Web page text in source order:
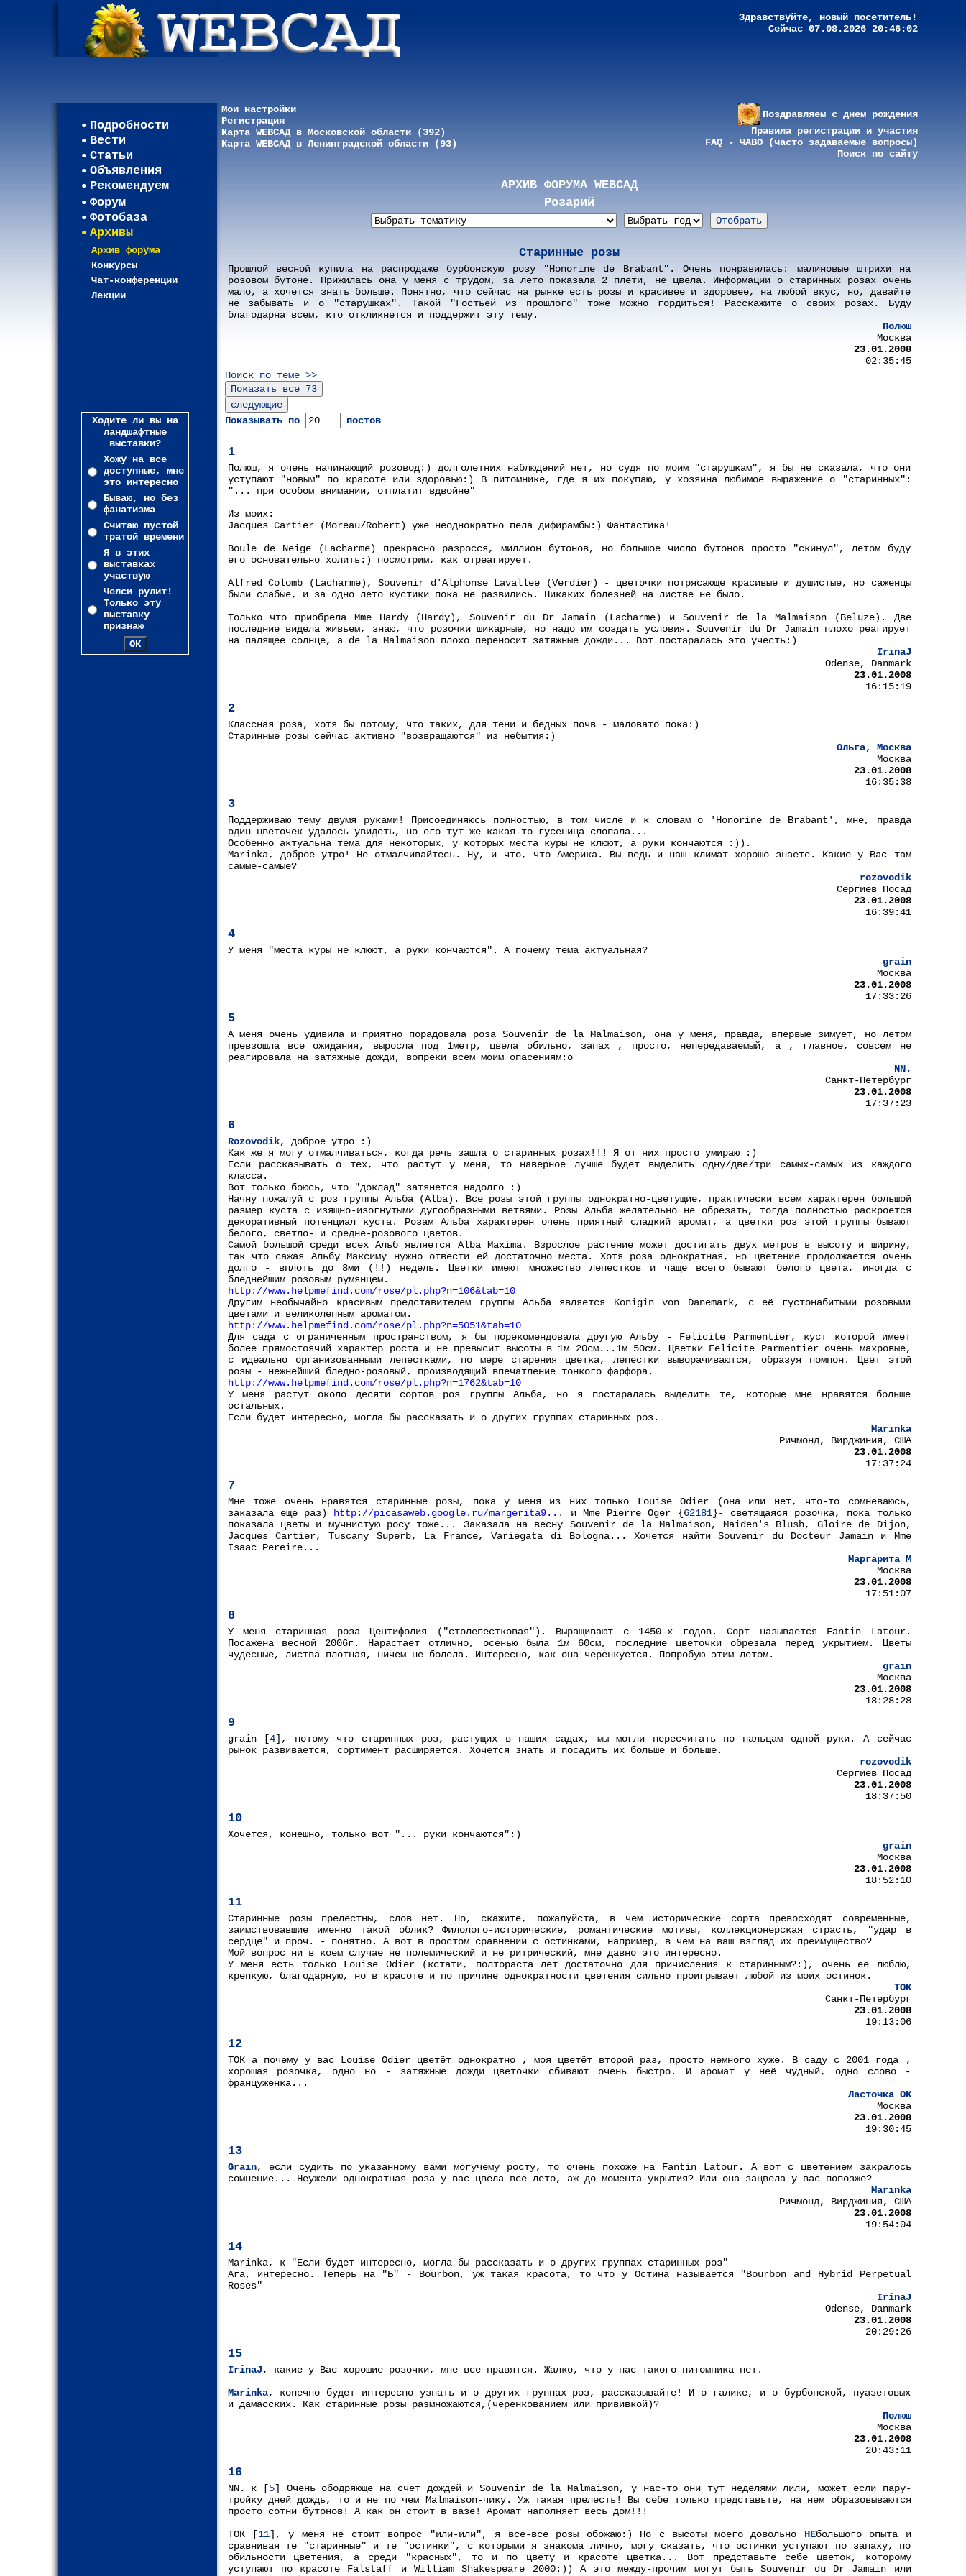
Здравствуйте, новый посетитель!
Сейчас 07.08.2026 20:46:02
Подробности
Вести
Статьи
Объявления
Рекомендуем
Форум
Фотобаза
Архивы
Архив форума
Конкурсы
Чат-конференции
Лекции
Ходите ли вы на
ландшафтные
выставки?
Хожу на все
доступные, мне
это интересно
Бываю, но без
фанатизма
Считаю пустой
тратой времени
Я в этих
выставках
участвую
Челси рулит!
Только эту
выставку
признаю
Мои настройки
Регистрация
Карта WEBСАД в Московской области (392)
Карта WEBСАД в Ленинградской области (93)
Поздравляем с днем рождения
Правила регистрации и участия
FAQ - ЧАВО (часто задаваемые вопросы)
Поиск по сайту
АРХИВ ФОРУМА WEBСАД
Розарий
Старинные розы
Прошлой весной купила на распродаже бурбонскую розу "Нonorine de Brabant". Очень понравилась: малиновые штрихи на
розовом бутоне. Прижилась она у меня с трудом, за лето показала 2 плети, не цвела. Информации о старинных розах очень
мало, а хочется знать больше. Понятно, что сейчас на рынке есть розы и красивее и здоровее, на любой вкус, но, давайте
не забывать и о "старушках". Такой "Гостьей из прошлого" тоже можно гордиться! Расскажите о своих розах. Буду
благодарна всем, кто откликнется и поддержит эту тему.
Полюш
Москва
23.01.2008
02:35:45
Поиск по теме >>
Показывать по постов
1
Полюш, я очень начинающий розовод:) долголетних наблюдений нет, но судя по моим "старушкам", я бы не сказала, что они
уступают "новым" по красоте или здоровью:) В питомнике, где я их покупаю, у хозяина любимое выражение о "старинных":
"... при особом внимании, отплатит вдвойне"
Из моих:
Jacques Cartier (Moreau/Robert) уже неоднократно пела дифирамбы:) Фантастика!
Boule de Neige (Lacharme) прекрасно разросся, миллион бутонов, но большое число бутонов просто "скинул", летом буду
его основательно холить:) посмотрим, как отреагирует.
Alfred Colomb (Lacharme), Souvenir d'Alphonse Lavallee (Verdier) - цветочки потрясающе красивые и душистые, но саженцы
были слабые, и за одно лето кустики пока не развились. Никаких болезней на листве не было.
Только что приобрела Mme Hardy (Hardy), Souvenir du Dr Jamain (Lacharme) и Souvenir de la Malmaison (Beluze). Две
последние видела живьем, знаю, что розочки шикарные, но надо им создать условия. Souvenir du Dr Jamain плохо реагирует
на палящее солнце, а de la Malmaison плохо переносит затяжные дожди... Вот постаралась это учесть:)
IrinaJ
Odense, Danmark
23.01.2008
16:15:19
2
Классная роза, хотя бы потому, что таких, для тени и бедных почв - маловато пока:)
Старинные розы сейчас активно "возвращаются" из небытия:)
Ольга, Москва
Москва
23.01.2008
16:35:38
3
Поддерживаю тему двумя руками! Присоединяюсь полностью, в том числе и к словам о 'Нonorine de Brabant', мне, правда
один цветочек удалось увидеть, но его тут же какая-то гусеница слопала...
Особенно актуальна тема для некоторых, у которых места куры не клюют, а руки кончаются :)).
Marinka, доброе утро! Не отмалчивайтесь. Ну, и что, что Америка. Вы ведь и наш климат хорошо знаете. Какие у Вас там
самые-самые?
rozovodik
Сергиев Посад
23.01.2008
16:39:41
4
У меня "места куры не клюют, а руки кончаются". А почему тема актуальная?
grain
Москва
23.01.2008
17:33:26
5
А меня очень удивила и приятно порадовала роза Souvenir de la Malmaison, она у меня, правда, впервые зимует, но летом
превзошла все ожидания, выросла под 1метр, цвела обильно, запах , просто, непередаваемый, а , главное, совсем не
реагировала на затяжные дожди, вопреки всем моим опасениям:о
NN.
Санкт-Петербург
23.01.2008
17:37:23
6
Rozovodik, доброе утро :)
Как же я могу отмалчиваться, когда речь зашла о старинных розах!!! Я от них просто умираю :)
Если рассказывать о тех, что растут у меня, то наверное лучше будет выделить одну/две/три самых-самых из каждого
класса.
Вот только боюсь, что "доклад" затянется надолго :)
Начну пожалуй с роз группы Альба (Alba). Все розы этой группы однократно-цветущие, практически всем характерен большой
размер куста с изящно-изогнутыми дугообразными ветвями. Розы Альба желательно не обрезать, тогда полностью раскроется
декоративный потенциал куста. Розам Альба характерен очень приятный сладкий аромат, а цветки роз этой группы бывают
белого, светло- и средне-розового цветов.
Самой большой среди всех Альб является Alba Maxima. Взрослое растение может достигать двух метров в высоту и ширину,
так что сажая Альбу Максиму нужно отвести ей достаточно места. Хотя роза однократная, но цветение продолжается очень
долго - вплоть до 8ми (!!) недель. Цветки имеют множество лепестков и чаще всего бывают белого цвета, иногда с
бледнейшим розовым румянцем.
http://www.helpmefind.com/rose/pl.php?n=106&tab=10
Другим необычайно красивым представителем группы Альба является Konigin von Danemark, с её густонабитыми розовыми
цветами и великолепным ароматом.
http://www.helpmefind.com/rose/pl.php?n=5051&tab=10
Для сада с ограниченным пространством, я бы порекомендовала другую Альбу - Felicite Parmentier, куст которой имеет
более прямостоячий характер роста и не превысит высоты в 1м 20см...1м 50см. Цветки Felicite Parmentier очень махровые,
с идеально организованными лепестками, по мере старения цветка, лепестки выворачиваются, образуя помпон. Цвет этой
розы - нежнейший бледно-розовый, производящий впечатление тонкого фарфора.
http://www.helpmefind.com/rose/pl.php?n=1762&tab=10
У меня растут около десяти сортов роз группы Альба, но я постаралась выделить те, которые мне нравятся больше
остальных.
Если будет интересно, могла бы рассказать и о других группах старинных роз.
Marinka
Ричмонд, Вирджиния, США
23.01.2008
17:37:24
7
Мне тоже очень нравятся старинные розы, пока у меня из них только Louise Odier (она или нет, что-то сомневаюсь,
заказала еще раз)
http://picasaweb.google.ru/margerita9... и Mme Pierre Oger {62181}- светящаяся розочка, пока только
показала цветы и мучнистую росу тоже... Заказала на весну Souvenir de la Malmaison, Maiden's Blush, Gloire de Dijon,
Jacques Cartier, Tuscany Superb, La France, Variegata di Bologna... Хочется найти Souvenir du Docteur Jamain и Mme
Isaac Pereire...
Маргарита М
Москва
23.01.2008
17:51:07
8
У меня старинная роза Центифолия ("столепестковая"). Выращивают с 1450-х годов. Сорт называется Fantin Latour.
Посажена весной 2006г. Нарастает отлично, осенью была 1м 60см, последние цветочки обрезала перед укрытием. Цветы
чудесные, листва плотная, ничем не болела. Интересно, как она черенкуется. Попробую этим летом.
grain
Москва
23.01.2008
18:28:28
9
grain [4], потому что старинных роз, растущих в наших садах, мы могли пересчитать по пальцам одной руки. А сейчас
рынок развивается, сортимент расширяется. Хочется знать и посадить их больше и больше.
rozovodik
Сергиев Посад
23.01.2008
18:37:50
10
Хочется, конешно, только вот "... руки кончаются":)
grain
Москва
23.01.2008
18:52:10
11
Старинные розы прелестны, слов нет. Но, скажите, пожалуйста, в чём исторические сорта превосходят современные,
заимствовавшие именно такой облик? Филолого-исторические, романтические мотивы, коллекционерская страсть, "удар в
сердце" и проч. - понятно. А вот в простом сравнении с остинками, например, в чём на ваш взгляд их преимущество?
Мой вопрос ни в коем случае не полемический и не ритрический, мне давно это интересно.
У меня есть только Louise Odier (кстати, полтораста лет достаточно для причисления к старинным?:), очень её люблю,
крепкую, благодарную, но в красоте и по причине однократности цветения сильно проигрывает любой из моих остинок.
ТОК
Санкт-Петербург
23.01.2008
19:13:06
12
ТОК а почему у вас Louise Odier цветёт однократно , моя цветёт второй раз, просто немного хуже. В саду с 2001 года ,
хорошая розочка, одно но - затяжные дожди цветочки сбивают очень быстро. И аромат у неё чудный, одно слово -
француженка...
Ласточка ОК
Москва
23.01.2008
19:30:45
13
Grain, если судить по указанному вами могучему росту, то очень похоже на Fantin Latour. А вот с цветением закралось
сомнение... Неужели однократная роза у вас цвела все лето, аж до момента укрытия? Или она зацвела у вас попозже?
Marinka
Ричмонд, Вирджиния, США
23.01.2008
19:54:04
14
Marinka, к "Если будет интересно, могла бы рассказать и о других группах старинных роз"
Ага, интересно. Теперь на "Б" - Bourbon, уж такая красота, то что у Остина называется "Bourbon and Hybrid Perpetual
Roses"
IrinaJ
Odense, Danmark
23.01.2008
20:29:26
15
IrinaJ, какие у Вас хорошие розочки, мне все нравятся. Жалко, что у нас такого питомника нет.
Marinka, конечно будет интересно узнать и о других группах роз, рассказывайте! И о галике, и о бурбонской, нуазетовых
и дамасских. Как старинные розы размножаются,(черенкованием или прививкой)?
Полюш
Москва
23.01.2008
20:43:11
16
NN. к [5] Очень ободряюще на счет дождей и Souvenir de la Malmaison, у нас-то они тут неделями лили, может если пару-
тройку дней дождь, то и не по чем Malmaison-чику. Уж такая прелесть! Вы себе только представьте, на нем образовываются
просто сотни бутонов! А как он стоит в вазе! Аромат наполняет весь дом!!!
ТОК [11], у меня не стоит вопрос "или-или", я все-все розы обожаю:) Но с высоты моего довольно НЕбольшого опыта и
сравнивая те "старинные" и те "остинки", с которыми я знакома лично, могу сказать, что остинки уступают по запаху, по
обильности цветения, а среди "красных", то и по цвету и красоте цветка... Вот представьте себе цветок, которому
уступают по красоте Falstaff и William Shakespeare 2000:)) А это между-прочим могут быть Souvenir du Dr Jamain или